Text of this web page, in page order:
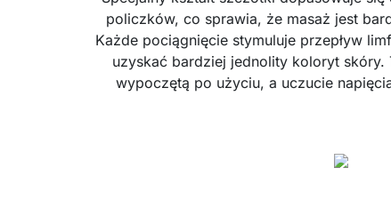
policzków, co sprawia, że masaż jest
Każde pociągnięcie stymuluje przepływ
uzyskać bardziej jednolity koloryt skóry.
wypoczętą po użyciu, a uczucie